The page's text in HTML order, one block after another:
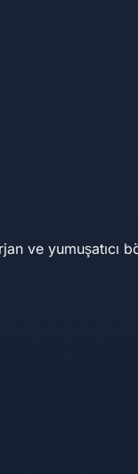
ve yumuşatıcı